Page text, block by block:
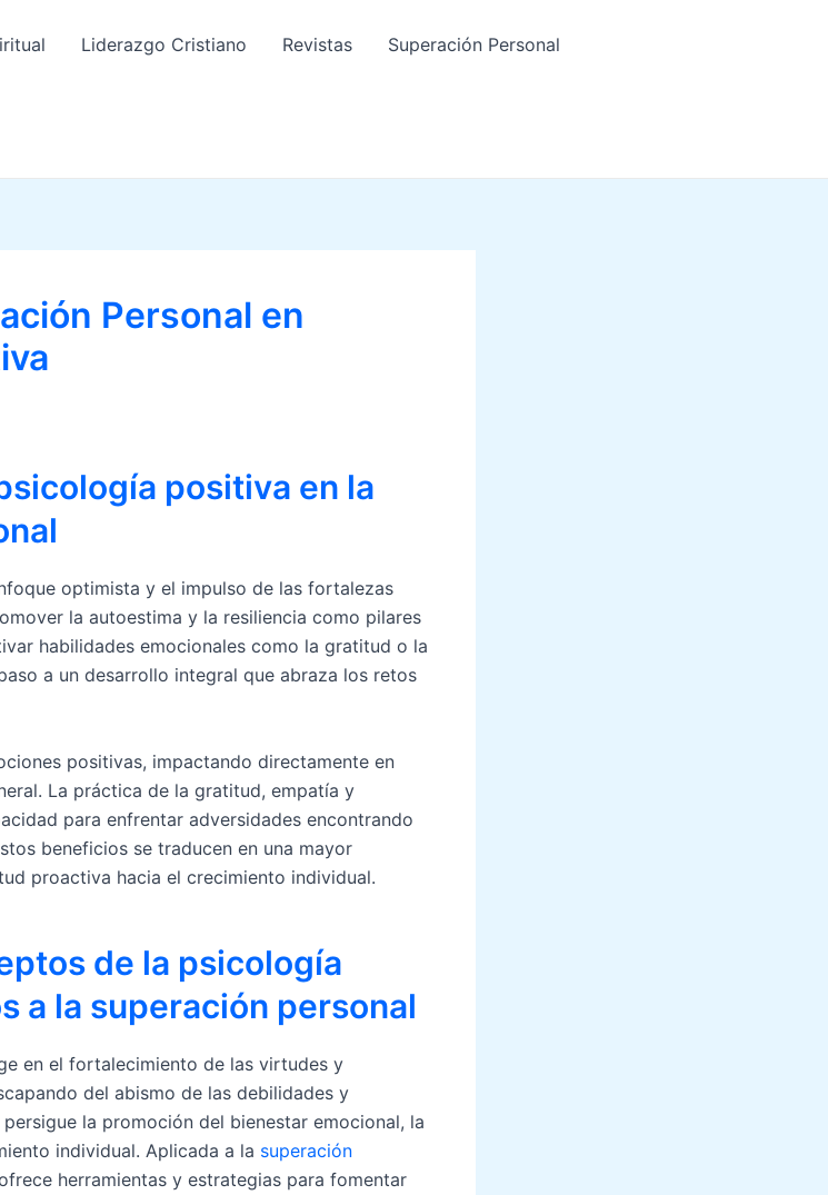
Liderazgo Cristiano Revistas Superación Personal
Personal en
positiva en la
optimista y el impulso de las fortalezas
la autoestima y la resiliencia como pilares
habilidades emocionales como la gratitud o la
a un desarrollo integral que abraza los retos
positivas, impactando directamente en
La práctica de la gratitud, empatía y
para enfrentar adversidades encontrando
beneficios se traducen en una mayor
proactiva hacia el crecimiento individual.
de la psicología
a la superación personal
en el fortalecimiento de las virtudes y
del abismo de las debilidades y
la promoción del bienestar emocional, la
individual. Aplicada a la superación
herramientas y estrategias para fomentar